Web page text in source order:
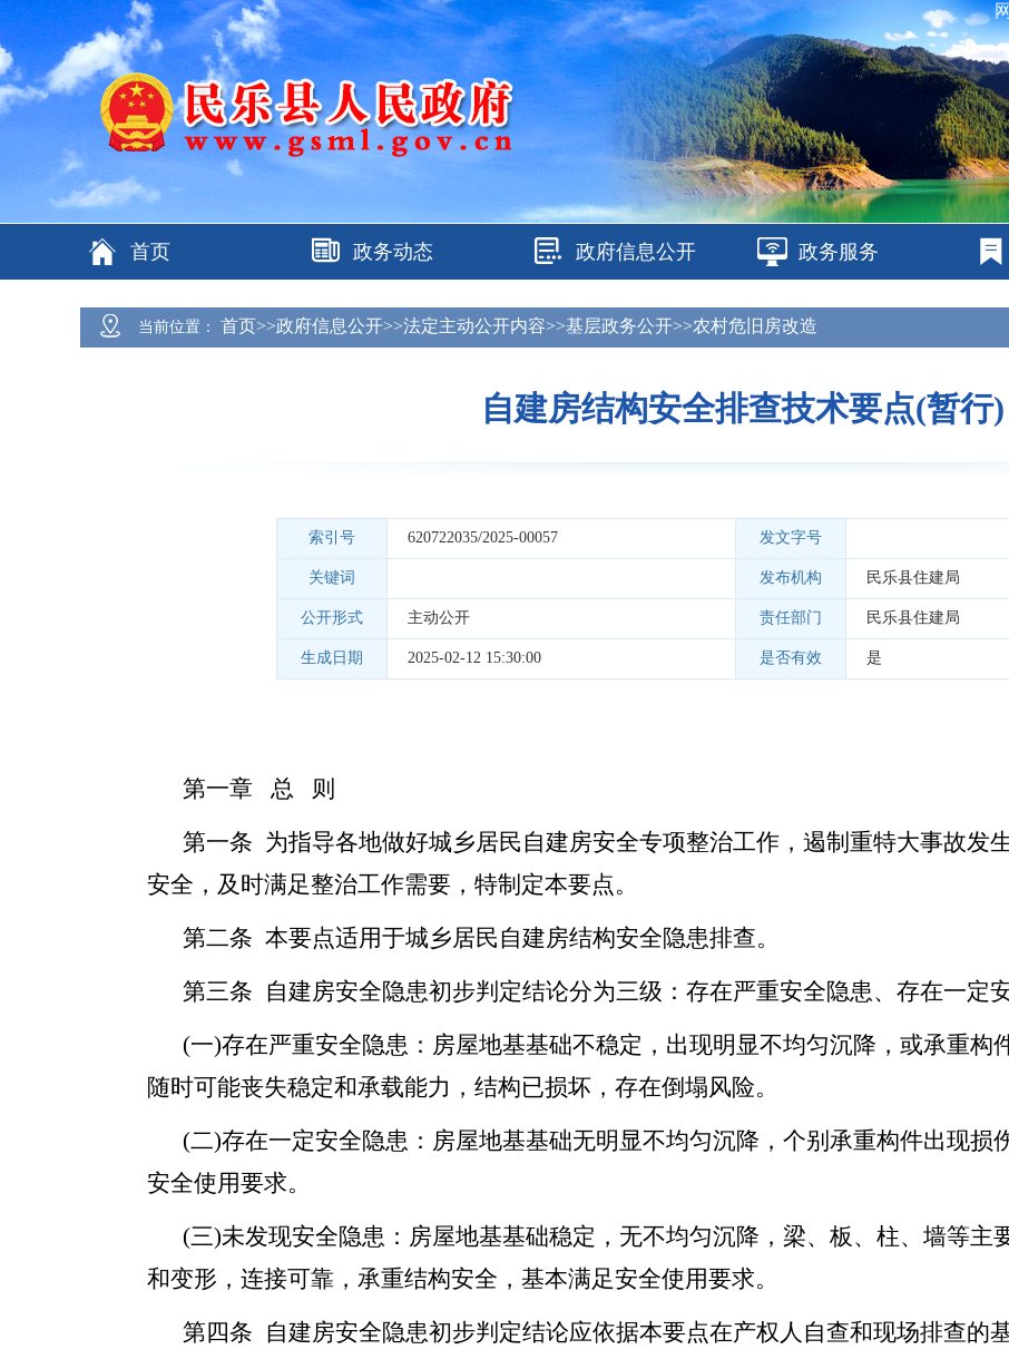
首页 政务动态 政府信息公开 政务服务
当前位置： 首页>>政府信息公开>>法定主动公开内容>>基层政务公开>>农村危旧房改造
自建房结构安全排查技术要点(暂行)
索引号 620722035/2025-00057 发文字号
关键词 发布机构 民乐县住建局
公开形式 主动公开 责任部门 民乐县住建局
生成日期 2025-02-12 15:30:00 是否有效 是
第一章 总 则
第一条 为指导各地做好城乡居民自建房安全专项整治工作，遏制重特大事故发
安全，及时满足整治工作需要，特制定本要点。
第二条 本要点适用于城乡居民自建房结构安全隐患排查。
第三条 自建房安全隐患初步判定结论分为三级：存在严重安全隐患、存在一定
(一)存在严重安全隐患：房屋地基基础不稳定，出现明显不均匀沉降，或承重构
随时可能丧失稳定和承载能力，结构已损坏，存在倒塌风险。
(二)存在一定安全隐患：房屋地基基础无明显不均匀沉降，个别承重构件出现损
安全使用要求。
(三)未发现安全隐患：房屋地基基础稳定，无不均匀沉降，梁、板、柱、墙等主
和变形，连接可靠，承重结构安全，基本满足安全使用要求。
第四条 自建房安全隐患初步判定结论应依据本要点在产权人自查和现场排查的基